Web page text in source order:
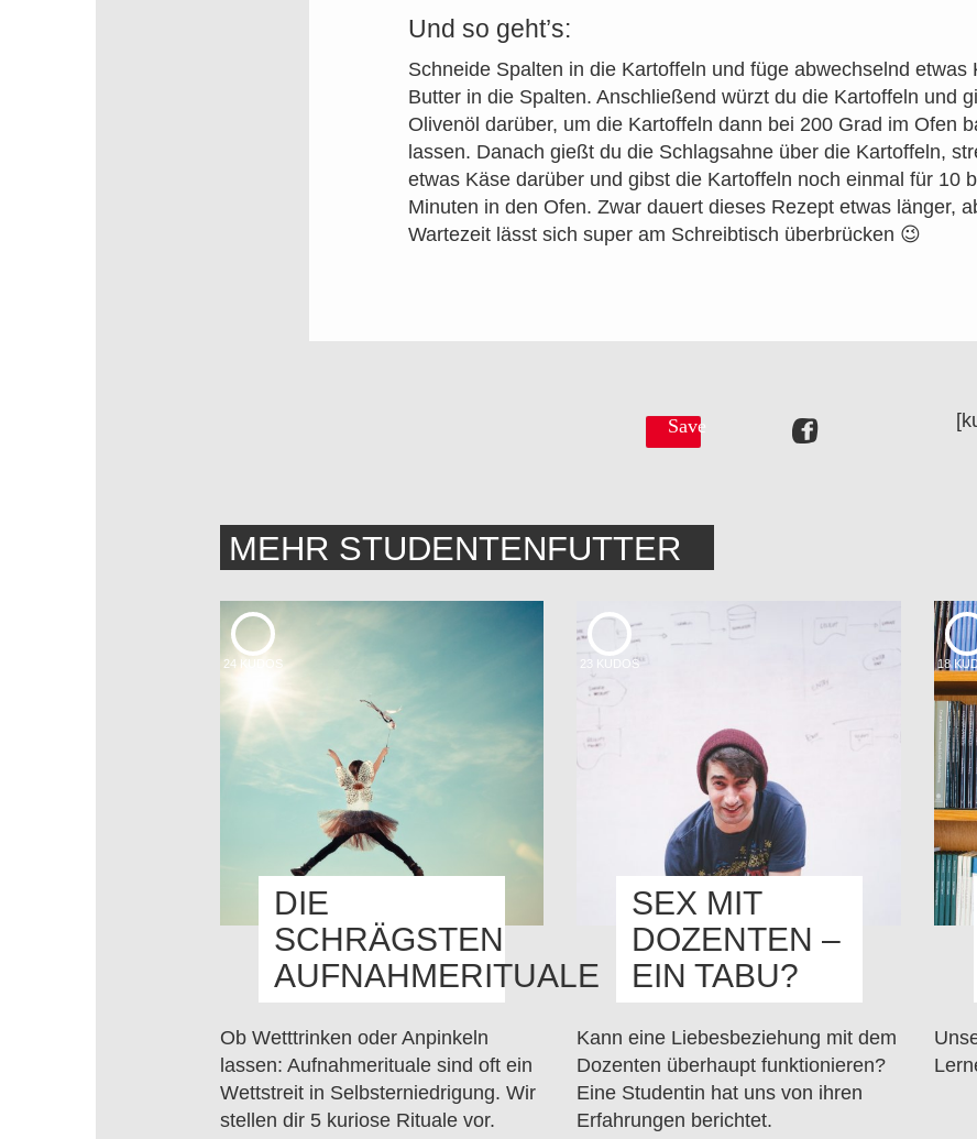
Und so geht’s:
Schneide Spalten in die Kartoffeln und füge abwechselnd etwas
Butter in die Spalten. Anschließend würzt du die Kartoffeln und
Olivenöl darüber, um die Kartoffeln dann bei 200 Grad im Ofen
lassen. Danach gießt du die Schlagsahne über die Kartoffeln,
etwas Käse darüber und gibst die Kartoffeln noch einmal für 10
Minuten in den Ofen. Zwar dauert dieses Rezept etwas länger,
Wartezeit lässt sich super am Schreibtisch überbrücken 😉
Save
MEHR STUDENTENFUTTER
24 KUDOS
DIE
SCHRÄGSTEN
AUFNAHMERITUALE
Ob Wetttrinken oder Anpinkeln
lassen: Aufnahmerituale sind oft ein
Wettstreit in Selbsterniedrigung. Wir
stellen dir 5 kuriose Rituale vor.
23 KUDOS
SEX MIT
DOZENTEN –
EIN TABU?
Kann eine Liebesbeziehung mit dem
Dozenten überhaupt funktionieren?
Eine Studentin hat uns von ihren
Erfahrungen berichtet.
18